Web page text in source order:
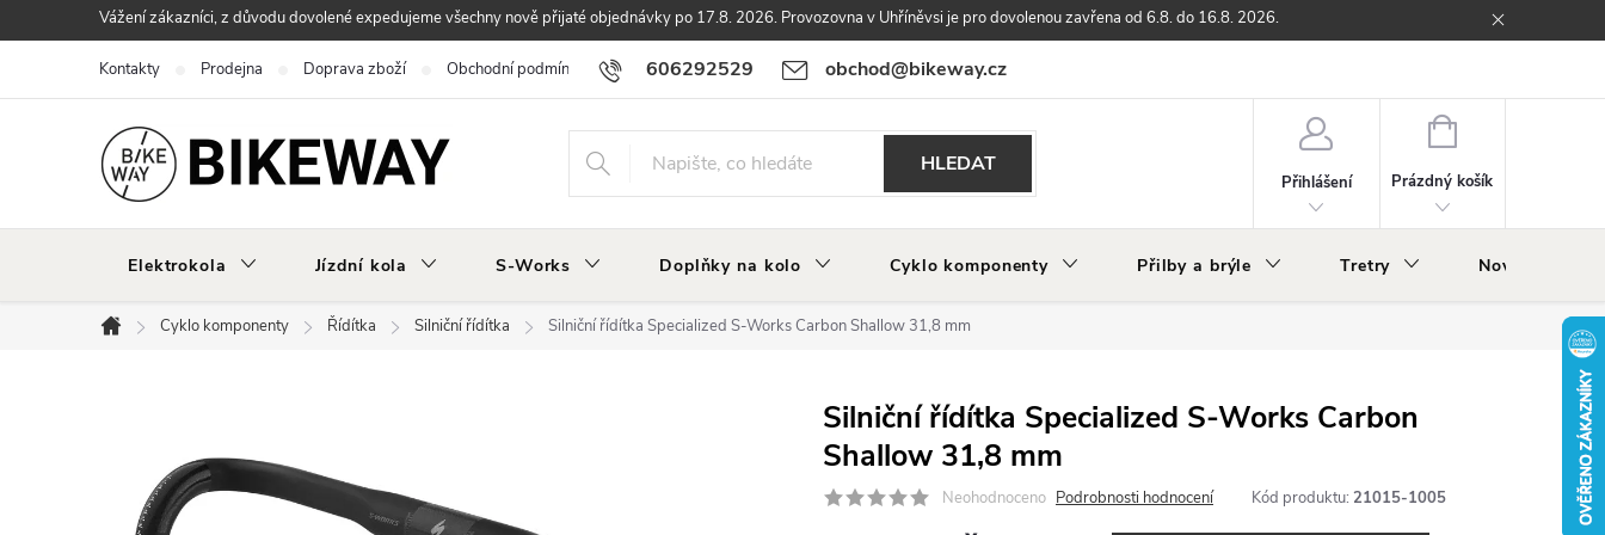
na
Vážení zákazníci, z důvodu dovolené expedujeme všechny nově přijaté objednávky po 17.8. 2026. Provozovna v Uhříněvsi je pro dovolenou zavřena od 6.8. do 16.8. 2026.
606292529 obchod@bikeway.cz
Kontakty Prodejna Doprava zboží Obchodní podmínky Podmínky ochrany osobních údajů Vrácení a reklamace zboží
HLEDAT
Přihlášení
NÁKUPNÍ
Prázdný košík
Elektrokola Jízdní kola S-Works Doplňky na kolo Cyklo komponenty Přilby a brýle Tretry Nově v
Domů
Cyklo komponenty Řídítka Silniční řídítka Silniční řídítka Specialized S-Works Carbon Shallow 31,8 mm
Silniční řídítka Specialized S-Works Carbon
Shallow 31,8 mm
Neohodnoceno Podrobnosti hodnocení Kód produktu: 21015-1005